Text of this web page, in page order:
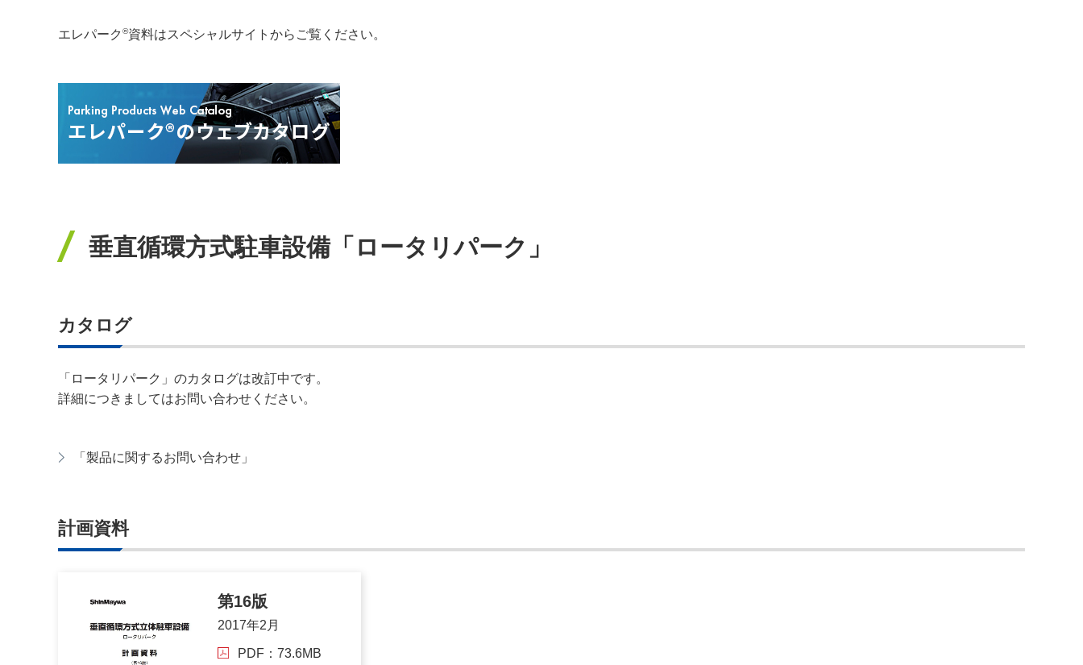
エレパーク ®資料はスペシャルサイトからご覧ください。
垂直循環方式駐車設備「ロータリパーク」
カタログ
「ロータリパーク」のカタログは改訂中です。
詳細につきましてはお問い合わせください。
「製品に関するお問い合わせ」
計画資料
第16版
2017年2月
PDF：73.6MB